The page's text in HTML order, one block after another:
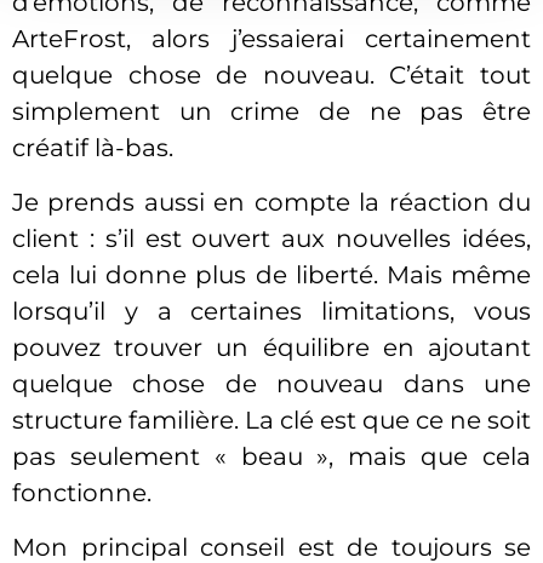
ArteFrost, alors j’essaierai certainement
quelque chose de nouveau. C’était tout
simplement un crime de ne pas être
créatif là-bas.
Je prends aussi en compte la réaction du
client : s’il est ouvert aux nouvelles idées,
cela lui donne plus de liberté. Mais même
lorsqu’il y a certaines limitations, vous
pouvez trouver un équilibre en ajoutant
quelque chose de nouveau dans une
structure familière. La clé est que ce ne soit
pas seulement « beau », mais que cela
fonctionne.
Mon principal conseil est de toujours se